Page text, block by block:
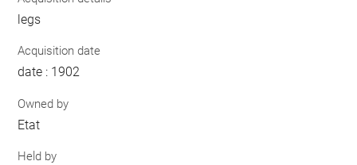
legs
Acquisition date
date : 1902
Owned by
Etat
Held by